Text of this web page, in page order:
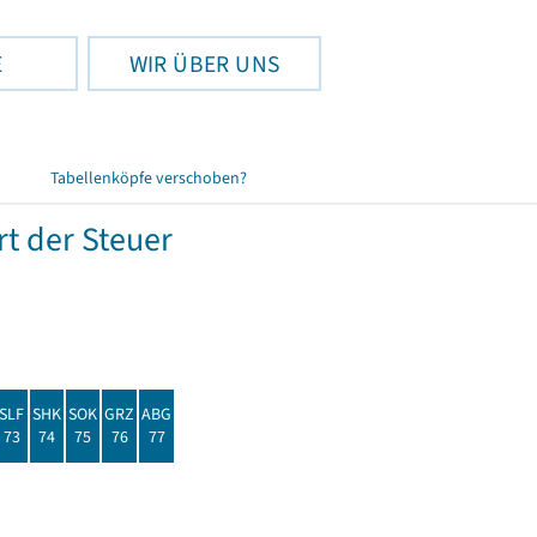
WIR ÜBER UNS
Tabellenköpfe verschoben?
der Steuer
SLF
73
SHK
74
SOK
75
GRZ
76
ABG
77